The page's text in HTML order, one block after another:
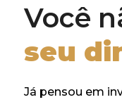
Você
seu
Já pensou em